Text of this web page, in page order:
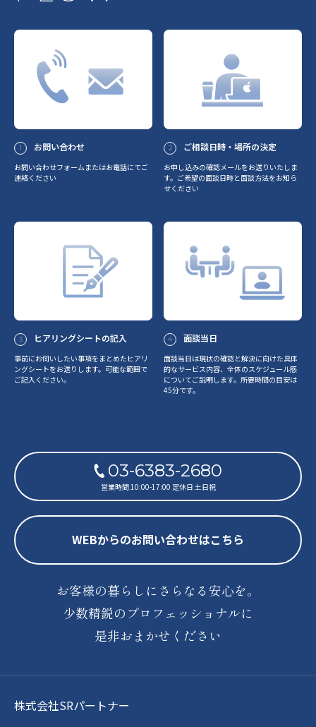
1 お問い合わせ
お問い合わせフォームまたはお電話にてご
連絡ください
2 ご相談日時・場所の決定
お申し込みの確認メールをお送りいたしま
す。ご希望の面談日時と面談方法をお知ら
せください
3 ヒアリングシートの記入
事前にお伺いしたい事項をまとめたヒアリ
ングシートをお送りします。可能な範囲で
ご記入ください。
4 面談当日
面談当日は現状の確認と解決に向けた具体
的なサービス内容、全体のスケジュール感
についてご説明します。所要時間の目安は
45分です。
03-6383-2680
営業時間 10:00-17:00 定休日 土日祝
WEBからのお問い合わせはこちら
お客様の暮らしにさらなる安心を。
少数精鋭のプロフェッショナルに
是非おまかせください
株式会社SRパートナー